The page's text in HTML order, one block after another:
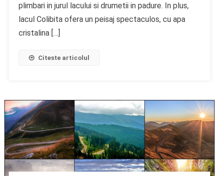
plimbari in jurul lacului si drumetii in padure. In plus,
lacul Colibita ofera un peisaj spectaculos, cu apa
cristalina […]
Citeste articolul